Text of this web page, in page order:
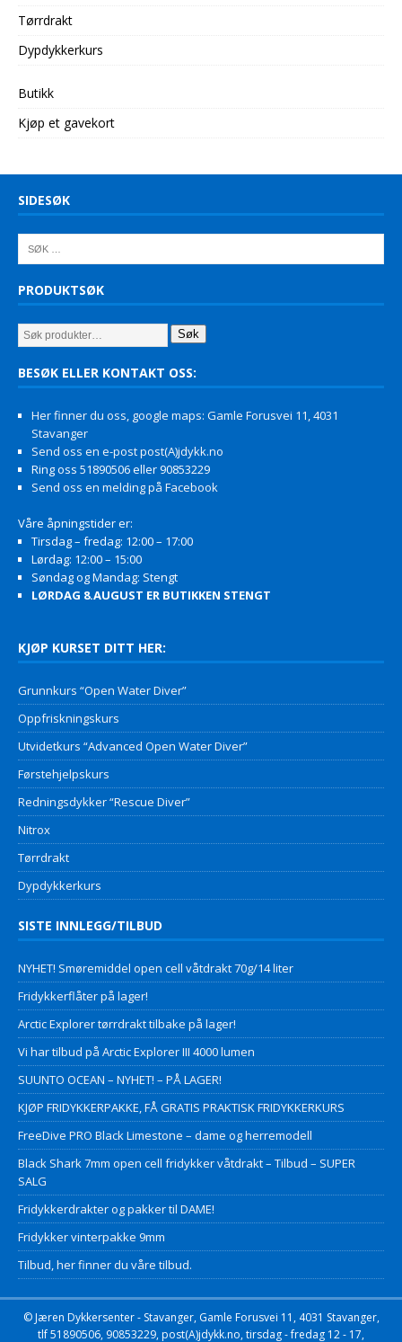
Tørrdrakt
Dypdykkerkurs
Butikk
Kjøp et gavekort
SIDESØK
PRODUKTSØK
Søk
BESØK ELLER KONTAKT OSS:
Her finner du oss, google maps: Gamle Forusvei 11, 4031
Stavanger
Send oss en e-post post(A)jdykk.no
Ring oss 51890506 eller 90853229
Send oss en melding på Facebook
Våre åpningstider er:
Tirsdag – fredag: 12:00 – 17:00
Lørdag: 12:00 – 15:00
Søndag og Mandag: Stengt
LØRDAG 8.AUGUST ER BUTIKKEN STENGT
KJØP KURSET DITT HER:
Grunnkurs “Open Water Diver”
Oppfriskningskurs
Utvidetkurs “Advanced Open Water Diver”
Førstehjelpskurs
Redningsdykker “Rescue Diver”
Nitrox
Tørrdrakt
Dypdykkerkurs
SISTE INNLEGG/TILBUD
NYHET! Smøremiddel open cell våtdrakt 70g/14 liter
Fridykkerflåter på lager!
Arctic Explorer tørrdrakt tilbake på lager!
Vi har tilbud på Arctic Explorer III 4000 lumen
SUUNTO OCEAN – NYHET! – PÅ LAGER!
KJØP FRIDYKKERPAKKE, FÅ GRATIS PRAKTISK FRIDYKKERKURS
FreeDive PRO Black Limestone – dame og herremodell
Black Shark 7mm open cell fridykker våtdrakt – Tilbud – SUPER
SALG
Fridykkerdrakter og pakker til DAME!
Fridykker vinterpakke 9mm
Tilbud, her finner du våre tilbud.
© Jæren Dykkersenter - Stavanger, Gamle Forusvei 11, 4031 Stavanger,
tlf 51890506, 90853229, post(A)jdykk.no, tirsdag - fredag 12 - 17,